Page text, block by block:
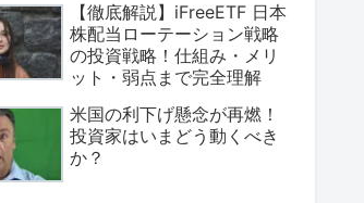
【徹底解説】iFreeETF 日本
株配当ローテーション戦略
の投資戦略！仕組み・メリ
ット・弱点まで完全理解
米国の利下げ懸念が再燃！
投資家はいまどう動くべき
か？